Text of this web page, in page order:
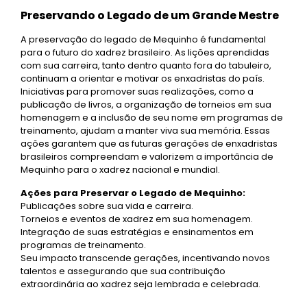
Preservando o Legado de um Grande Mestre
A preservação do legado de Mequinho é fundamental
para o futuro do xadrez brasileiro. As lições aprendidas
com sua carreira, tanto dentro quanto fora do tabuleiro,
continuam a orientar e motivar os enxadristas do país.
Iniciativas para promover suas realizações, como a
publicação de livros, a organização de torneios em sua
homenagem e a inclusão de seu nome em programas de
treinamento, ajudam a manter viva sua memória. Essas
ações garantem que as futuras gerações de enxadristas
brasileiros compreendam e valorizem a importância de
Mequinho para o xadrez nacional e mundial.
Ações para Preservar o Legado de Mequinho:
Publicações sobre sua vida e carreira.
Torneios e eventos de xadrez em sua homenagem.
Integração de suas estratégias e ensinamentos em
programas de treinamento.
Seu impacto transcende gerações, incentivando novos
talentos e assegurando que sua contribuição
extraordinária ao xadrez seja lembrada e celebrada.